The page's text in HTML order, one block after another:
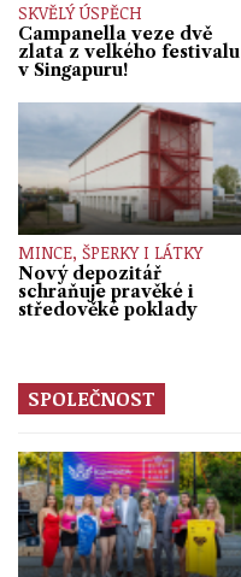
SKVĚLÝ ÚSPĚCH
Campanella veze dvě
zlata z velkého festivalu
v Singapuru!
MINCE, ŠPERKY I LÁTKY
Nový depozitář
schraňuje pravěké i
středověké poklady
SPOLEČNOST